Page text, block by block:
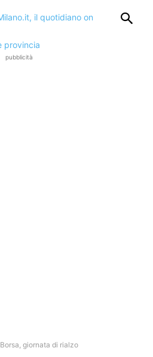
pubblicità
Borsa, giornata di rialzo